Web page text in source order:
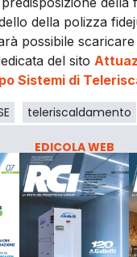
della polizza
possibile
del sito
Sistemi di
teleriscaldamento
EDICOLA WEB